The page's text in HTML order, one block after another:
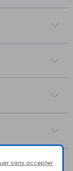
sans accepter